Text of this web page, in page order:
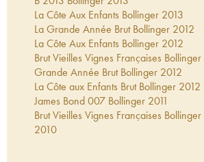
La Côte Aux Enfants Bollinger 2013
La Grande Année Brut Bollinger 2012
La Côte Aux Enfants Bollinger 2012
Brut Vieilles Vignes Françaises Bollinger
Grande Année Brut Bollinger 2012
La Côte aux Enfants Brut Bollinger 2012
James Bond 007 Bollinger 2011
Brut Vieilles Vignes Françaises Bollinger
2010